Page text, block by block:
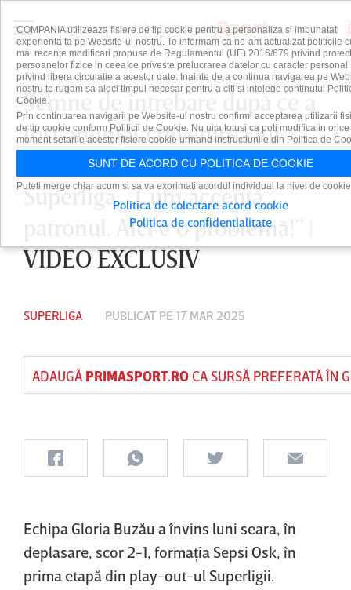
Semne de întrebare după ce a
fost anunţată revenirea lui
Dorinel Munteanu în
Superligă: ”Cum acceptă
patronul. Aici e o problemă!” |
VIDEO EXCLUSIV
SUPERLIGA PUBLICAT PE 17 MAR 2025
ADAUGĂ PRIMASPORT.ROCA SURSĂ PREFERATĂ ÎN
Echipa Gloria Buzău a învins luni seara, în
deplasare, scor 2-1, formaţia Sepsi Osk, în
prima etapă din play-out-ul Superligii.
COMPANIA utilizeaza fisiere de tip cookie pentru a personaliza si imbunatati
experienta ta pe Website-ul nostru. Te informam ca ne-am actualizat politicile
mai recente modificari propuse de Regulamentul (UE) 2016/679 privind
persoanelor fizice in ceea ce priveste prelucrarea datelor cu caracter personal
privind libera circulatie a acestor date. Inainte de a continua navigarea pe
nostru te rugam sa aloci timpul necesar pentru a citi si intelege continutul
Cookie.
Prin continuarea navigarii pe Website-ul nostru confirmi acceptarea utilizarii
de tip cookie conform Politicii de Cookie. Nu uita totusi ca poti modifica in orice
moment setarile acestor fisiere cookie urmand instructiunile din Politica de
SUNT DE ACORD CU POLITICA DE COOKIE
Puteti merge chiar acum si sa va exprimati acordul individual la nivel de
Politica de colectare acord cookie
Politica de confidentialitate